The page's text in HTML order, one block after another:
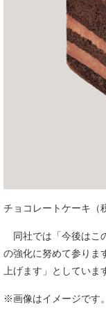
チョコレートケーキ（
同社では「今後はこ
の強化に努めて参りま
上げます」としていま
※画像はイメージです。